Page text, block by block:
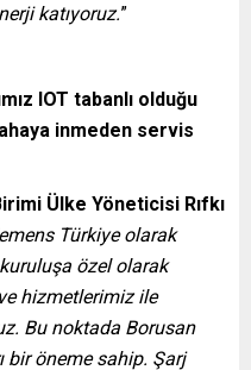
katıyoruz.”
IOT tabanlı olduğu
inmeden servis
Ülke Yöneticisi Rıfkı
Türkiye olarak
özel olarak
hizmetlerimiz ile
Bu noktada Borusan
bir öneme sahip. Şarj